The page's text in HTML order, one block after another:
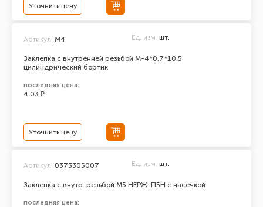
Уточнить цену
Заклепка с внутренней резьбой М-4*0,7*10,5
цилиндрический бортик
Артикул: М4 Ед. изм. шт.
последняя цена:
4.03 ₽
Уточнить цену
Заклепка с внутр. резьбой М5 НЕРЖ-ПБН с насечкой
Артикул: 0373305007 Ед. изм. шт.
последняя цена: